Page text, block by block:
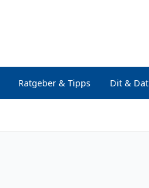
Ratgeber & Tipps Dit & Dat